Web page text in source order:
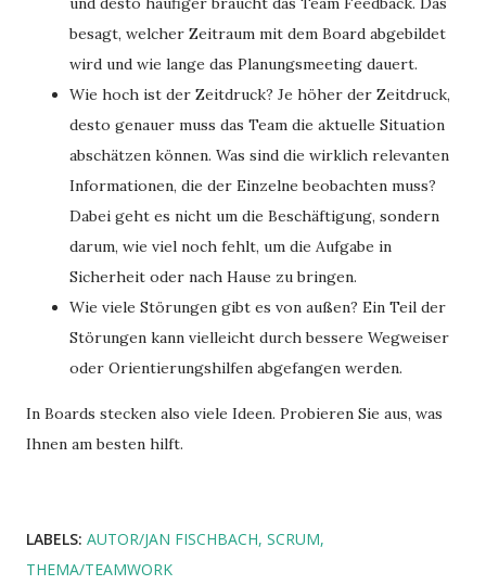
besagt, welcher Zeitraum mit dem Board abgebildet
wird und wie lange das Planungsmeeting dauert.
Wie hoch ist der Zeitdruck? Je höher der Zeitdruck,
desto genauer muss das Team die aktuelle Situation
abschätzen können. Was sind die wirklich relevanten
Informationen, die der Einzelne beobachten muss?
Dabei geht es nicht um die Beschäftigung, sondern
darum, wie viel noch fehlt, um die Aufgabe in
Sicherheit oder nach Hause zu bringen.
Wie viele Störungen gibt es von außen? Ein Teil der
Störungen kann vielleicht durch bessere Wegweiser
oder Orientierungshilfen abgefangen werden.
In Boards stecken also viele Ideen. Probieren Sie aus, was
Ihnen am besten hilft.
LABELS: AUTOR/JAN FISCHBACH SCRUM
THEMA/TEAMWORK